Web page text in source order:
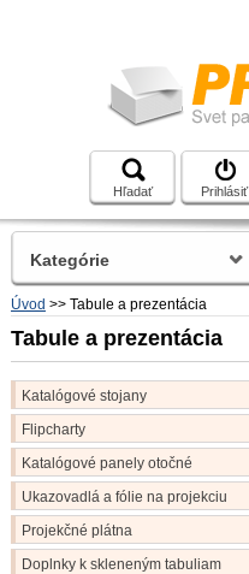
Hľadať Prihlásiť
Úvod >> Tabule a prezentácia
Tabule a prezentácia
Katalógové stojany
Flipcharty
Katalógové panely otočné
Ukazovadlá a fólie na projekciu
Projekčné plátna
Doplnky k skleneným tabuliam
Kategórie